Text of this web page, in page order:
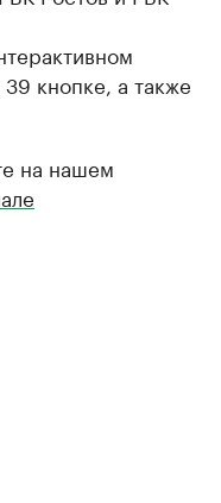
кнопке, а также
на нашем